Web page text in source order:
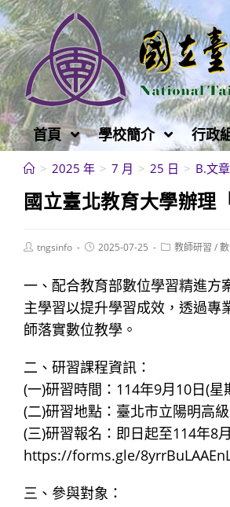
跳
轉
至
主
要
內
容
首頁 學校簡介 行政
> 2025 年 > 7 月 > 25 日 > B.文
國立臺北教育大學辦理
Posttngsinfo
Post2025-07-25
Post教師研習 /
一、配合教育部數位學習精進方
主學習以提升學習成效，透過專
師落實數位教學。
二、研習課程資訊：
(一)研習時間：114年9月10日(
(二)研習地點：臺北市立陽明高
(三)研習報名：即日起至114年8
https://forms.gle/
三、參與對象：